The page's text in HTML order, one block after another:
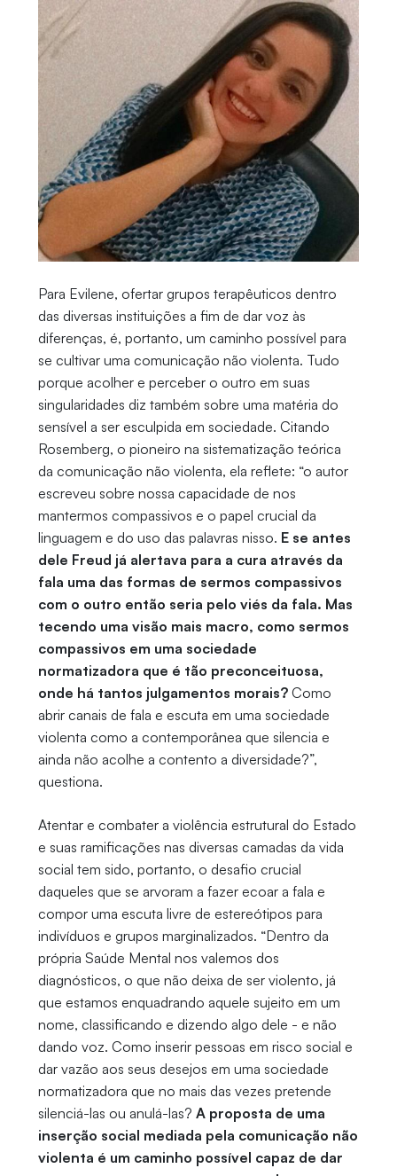
Para Evilene, ofertar grupos terapêuticos dentro
das diversas instituições a fim de dar voz às
diferenças, é, portanto, um caminho possível para
se cultivar uma comunicação não violenta. Tudo
porque acolher e perceber o outro em suas
singularidades diz também sobre uma matéria do
sensível a ser esculpida em sociedade. Citando
Rosemberg, o pioneiro na sistematização teórica
da comunicação não violenta, ela reflete: “o autor
escreveu sobre nossa capacidade de nos
mantermos compassivos e o papel crucial da
linguagem e do uso das palavras nisso. E se antes
dele Freud já alertava para a cura através da
fala uma das formas de sermos compassivos
com o outro então seria pelo viés da fala. Mas
tecendo uma visão mais macro, como sermos
compassivos em uma sociedade
normatizadora que é tão preconceituosa,
onde há tantos julgamentos morais? Como
abrir canais de fala e escuta em uma sociedade
violenta como a contemporânea que silencia e
ainda não acolhe a contento a diversidade?”,
questiona.
Atentar e combater a violência estrutural do Estado
e suas ramificações nas diversas camadas da vida
social tem sido, portanto, o desafio crucial
daqueles que se arvoram a fazer ecoar a fala e
compor uma escuta livre de estereótipos para
indivíduos e grupos marginalizados. “Dentro da
própria Saúde Mental nos valemos dos
diagnósticos, o que não deixa de ser violento, já
que estamos enquadrando aquele sujeito em um
nome, classificando e dizendo algo dele - e não
dando voz. Como inserir pessoas em risco social e
dar vazão aos seus desejos em uma sociedade
normatizadora que no mais das vezes pretende
silenciá-las ou anulá-las? A proposta de uma
inserção social mediada pela comunicação não
violenta é um caminho possível capaz de dar